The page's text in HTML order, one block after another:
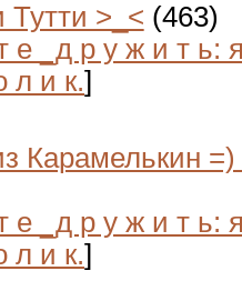
Тутти >_< (463)
е _д р у ж и т ь:
л и к.]
Карамелькин =)
е _д р у ж и т ь:
л и к.]